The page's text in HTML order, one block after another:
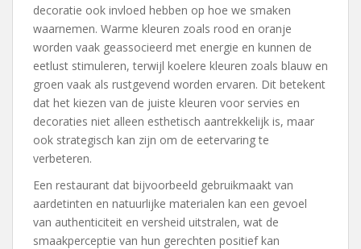
decoratie ook invloed hebben op hoe we smaken
waarnemen. Warme kleuren zoals rood en oranje
worden vaak geassocieerd met energie en kunnen de
eetlust stimuleren, terwijl koelere kleuren zoals blauw en
groen vaak als rustgevend worden ervaren. Dit betekent
dat het kiezen van de juiste kleuren voor servies en
decoraties niet alleen esthetisch aantrekkelijk is, maar
ook strategisch kan zijn om de eetervaring te
verbeteren.
Een restaurant dat bijvoorbeeld gebruikmaakt van
aardetinten en natuurlijke materialen kan een gevoel
van authenticiteit en versheid uitstralen, wat de
smaakperceptie van hun gerechten positief kan